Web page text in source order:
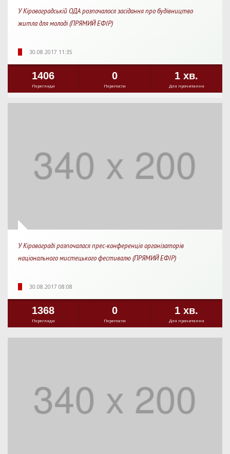
У Кіровоградській ОДА розпочалося засідання про будівництво
житла для молоді (ПРЯМИЙ ЕФІР)
30.08.2017 11:35
1406
Перегляди
0
Перепости
1 хв.
Для прочитання
У Кіровограді розпочалася прес-конференція організаторів
національного мистецького фестивалю (ПРЯМИЙ ЕФІР)
30.08.2017 08:08
1368
Перегляди
0
Перепости
1 хв.
Для прочитання